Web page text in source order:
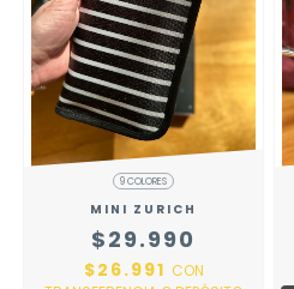
9 COLORES
MINI ZURICH
$29.990
$26.991 CON